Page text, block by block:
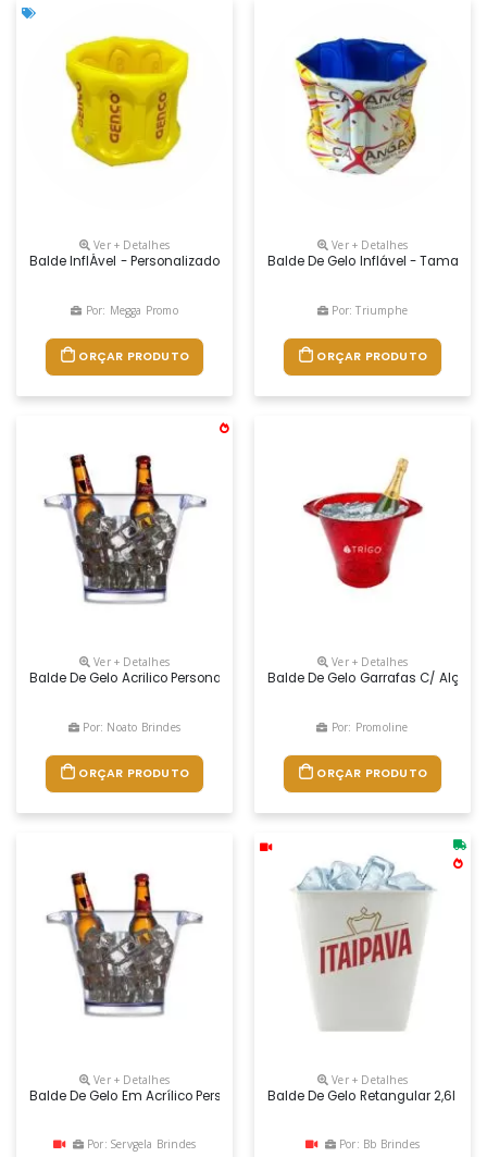
Ver + Detalhes
Balde InflÁvel - Personalizado De Pvc - Tamanho 24x20
Por: Megga Promo
ORÇAR PRODUTO
Ver + Detalhes
Balde De Gelo Inflável - Tamanho
Por: Triumphe
ORÇAR PRODUTO
Ver + Detalhes
Balde De Gelo Acrilico Personalizado, Peso 405 Gramas, Dimensões
Por: Noato Brindes
ORÇAR PRODUTO
Ver + Detalhes
Balde De Gelo Garrafas C/ Alças
Por: Promoline
ORÇAR PRODUTO
Ver + Detalhes
Balde De Gelo Em Acrílico Personalizado Para Brindes. Com
Por: Servgela Brindes
Ver + Detalhes
Balde De Gelo Retangular 2,6l
Por: Bb Brindes